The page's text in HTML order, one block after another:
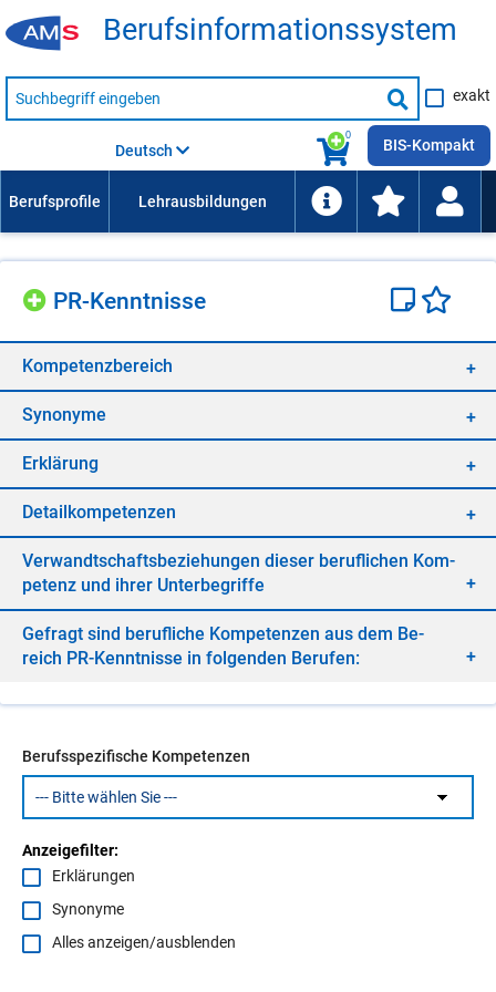
Be­rufs­in­for­ma­ti­ons­sys­tem
Suche
nach
Suche
starten
exakt
0
Deutsch BIS-Kompakt
PR-Kennt­nis­se
Kom­pe­tenz­be­reich
Syn­ony­me
Er­klä­rung
De­tail­kom­pe­ten­zen
Ver­wandt­schafts­be­zie­hun­gen die­ser be­ruf­li­chen Kom­
pe­tenz und ih­rer Un­ter­be­grif­fe
Ge­fragt sind be­ruf­li­che Kom­pe­ten­zen aus dem Be­
reich PR-Kennt­nis­se in fol­gen­den Be­ru­fen:
Berufsspezifische Kompetenzen
Anzeigefilter:
Erklärungen
Synonyme
Alles anzeigen/ausblenden